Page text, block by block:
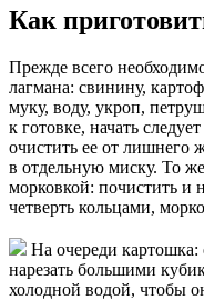
Как
Прежде всего
лагмана: свинину,
муку, воду, укроп,
к готовке, начать
очистить ее от лишнего
в отдельную миску. То
морковкой: почистить и
четверть кольцами,
На очереди картошка:
нарезать большими
холодной водой, чтобы